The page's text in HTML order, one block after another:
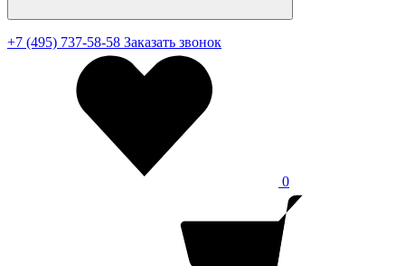
+7 (495) 737-58-58 Заказать звонок
0